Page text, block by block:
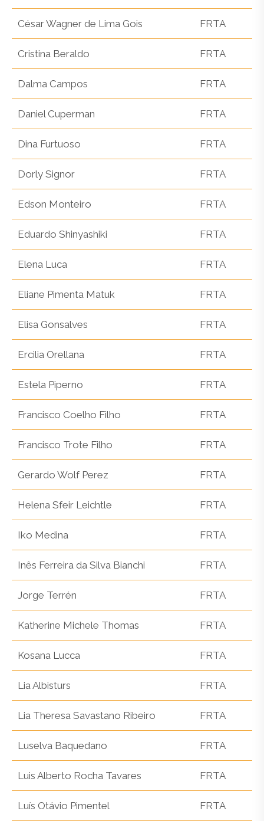
César Wagner de Lima Gois FRTA
Cristina Beraldo FRTA
Dalma Campos FRTA
Daniel Cuperman FRTA
Dina Furtuoso FRTA
Dorly Signor FRTA
Edson Monteiro FRTA
Eduardo Shinyashiki FRTA
Elena Luca FRTA
Eliane Pimenta Matuk FRTA
Elisa Gonsalves FRTA
Ercilia Orellana FRTA
Estela Piperno FRTA
Francisco Coelho Filho FRTA
Francisco Trote Filho FRTA
Gerardo Wolf Perez FRTA
Helena Sfeir Leichtle FRTA
Iko Medina FRTA
Inês Ferreira da Silva Bianchi FRTA
Jorge Terrén FRTA
Katherine Michele Thomas FRTA
Kosana Lucca FRTA
Lia Albisturs FRTA
Lia Theresa Savastano Ribeiro FRTA
Luselva Baquedano FRTA
Luis Alberto Rocha Tavares FRTA
Luís Otávio Pimentel FRTA